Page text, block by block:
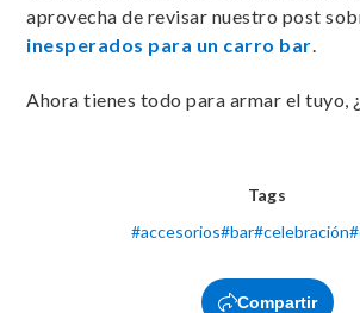
aprovecha de revisar nuestro post
inesperados para un carro bar
Ahora tienes todo para armar el tuyo,
Tags
#accesorios#bar#celebración#
Compartir